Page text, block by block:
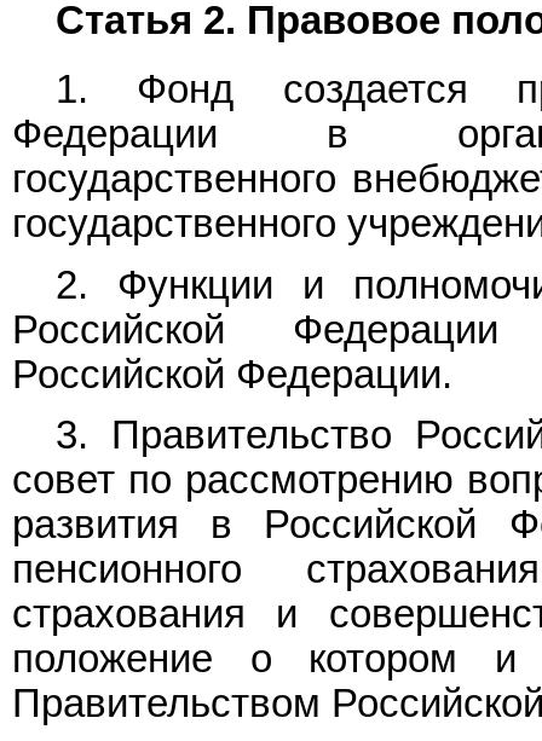
Статья 2. Правовое
1. Фонд создается
Федерации в
государственного
государственного
2. Функции и
Российской Федерации
Российской Федерации.
3. Правительство
совет по рассмотрению
развития в Российской
пенсионного
страхования и
положение о котором и
Правительством